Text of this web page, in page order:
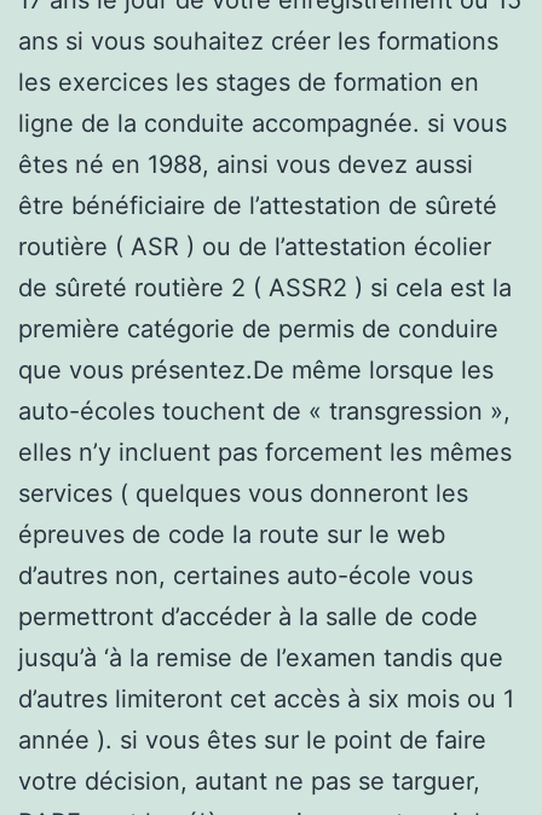
ans si vous souhaitez créer les formations
les exercices les stages de formation en
ligne de la conduite accompagnée. si vous
êtes né en 1988, ainsi vous devez aussi
être bénéficiaire de l’attestation de sûreté
routière ( ASR ) ou de l’attestation écolier
de sûreté routière 2 ( ASSR2 ) si cela est la
première catégorie de permis de conduire
que vous présentez.De même lorsque les
auto-écoles touchent de « transgression »,
elles n’y incluent pas forcement les mêmes
services ( quelques vous donneront les
épreuves de code la route sur le web
d’autres non, certaines auto-école vous
permettront d’accéder à la salle de code
jusqu’à ‘à la remise de l’examen tandis que
d’autres limiteront cet accès à six mois ou 1
année ). si vous êtes sur le point de faire
votre décision, autant ne pas se targuer,